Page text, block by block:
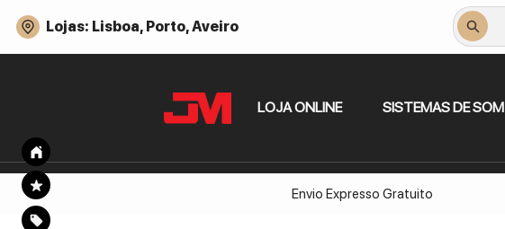
LOJA ONLINE SISTEMAS DE SOM
Lojas: Lisboa, Porto, Aveiro
Envio Expresso Gratuito